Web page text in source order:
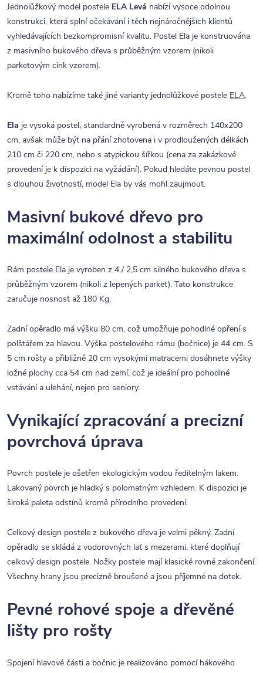
Jednolůžkový model postele ELA Levá nabízí vysoce odolnou
konstrukci, která splní očekávání i těch nejnáročnějších klientů
vyhledávajících bezkompromisní kvalitu. Postel Ela je konstruována
z masivního bukového dřeva s průběžným vzorem (nikoli
parketovým cink vzorem).
Kromě toho nabízíme také jiné varianty jednolůžkové postele ELA.
Ela je vysoká postel, standardně vyrobená v rozměrech 140x200
cm, avšak může být na přání zhotovena i v prodloužených délkách
210 cm či 220 cm, nebo s atypickou šířkou (cena za zakázkové
provedení je k dispozici na vyžádání). Pokud hledáte pevnou postel
s dlouhou životností, model Ela by vás mohl zaujmout.
Masivní bukové dřevo pro
maximální odolnost a stabilitu
Rám postele Ela je vyroben z 4 / 2,5 cm silného bukového dřeva s
průběžným vzorem (nikoli z lepených parket). Tato konstrukce
zaručuje nosnost až 180 Kg.
Zadní opěradlo má výšku 80 cm, což umožňuje pohodlné opření s
polštářem za hlavou. Výška postelového rámu (bočnice) je 44 cm. S
5 cm rošty a přibližně 20 cm vysokými matracemi dosáhnete výšky
ložné plochy cca 54 cm nad zemí, což je ideální pro pohodlné
vstávání a ulehání, nejen pro seniory.
Vynikající zpracování a precizní
povrchová úprava
Povrch postele je ošetřen ekologickým vodou ředitelným lakem.
Lakovaný povrch je hladký s polomatným vzhledem. K dispozici je
široká paleta odstínů kromě přírodního provedení.
Celkový design postele z bukového dřeva je velmi pěkný. Zadní
opěradlo se skládá z vodorovných lať s mezerami, které doplňují
celkový design postele. Nožky postele mají klasické rovné zakončení.
Všechny hrany jsou precizně broušené a jsou příjemné na dotek.
Pevné rohové spoje a dřevěné
lišty pro rošty
Spojení hlavové části a bočnic je realizováno pomocí hákového